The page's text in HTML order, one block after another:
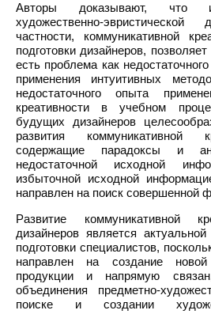
Авторы доказывают, что
художественно-
частности, коммуникативной
подготовки дизайнеров,
есть проблема как
применения интуитивных
недостаточного опыта
креативности в учебном
будущих дизайнеров
развития коммуникативной
содержащие парадоксы и
недостаточной исходной
избыточной исходной
направлен на поиск совершенной
Развитие коммуникативной
дизайнеров является
подготовки специалистов,
направлен на создание новой
продукции и напрямую
объединения предметно-
поиске и создании